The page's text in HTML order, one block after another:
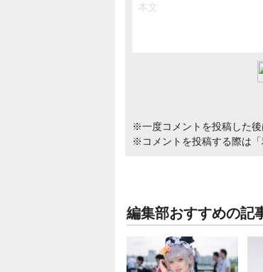
※一度コメントを投稿した
※コメントを投稿する際は
編集部おすすめの記